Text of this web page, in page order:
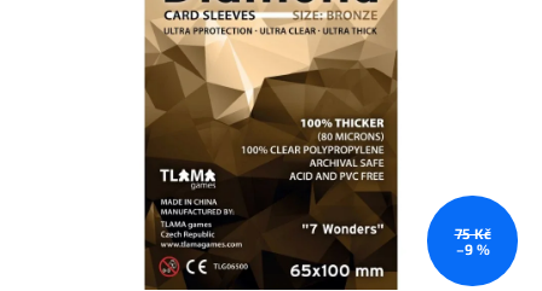
75 Kč
–9 %